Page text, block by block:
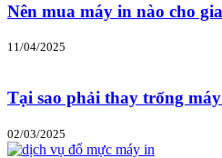
Nên mua máy in nào cho
11/04/2025
Tại sao phải thay trống
02/03/2025